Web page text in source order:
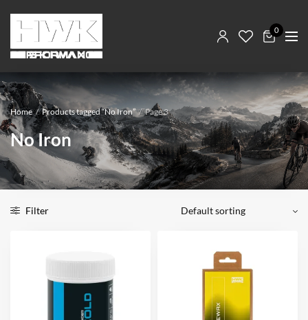
0
Home / Products tagged “No Iron” / Page 3
No Iron
Filter